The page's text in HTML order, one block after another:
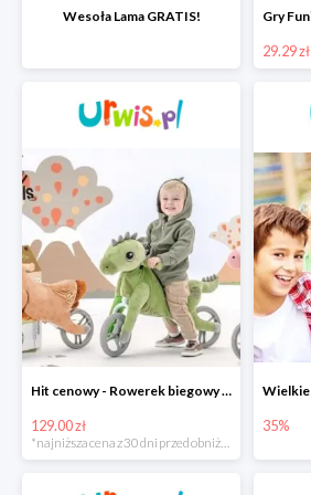
Wesoła Lama GRATIS!
29.29 zł
Hit cenowy - Rowerek biegowy My Buddy Wheels
129.00 zł
*najniższa cena z 30 dni przed obniżką
35%